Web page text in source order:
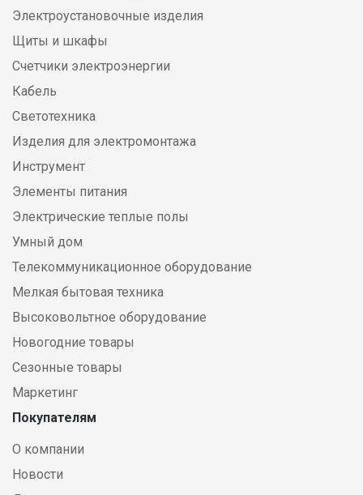
Электроустановочные изделия
Щиты и шкафы
Счетчики электроэнергии
Кабель
Светотехника
Изделия для электромонтажа
Инструмент
Элементы питания
Электрические теплые полы
Умный дом
Телекоммуникационное оборудование
Мелкая бытовая техника
Высоковольтное оборудование
Новогодние товары
Сезонные товары
Маркетинг
Покупателям
О компании
Новости